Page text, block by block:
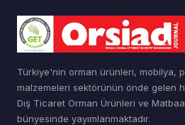
Türkiye'nin orman ürünleri, mobilya,
malzemeleri sektörünün önde gelen
Dış Ticaret Orman Ürünleri ve
bünyesinde yayımlanmaktadır.